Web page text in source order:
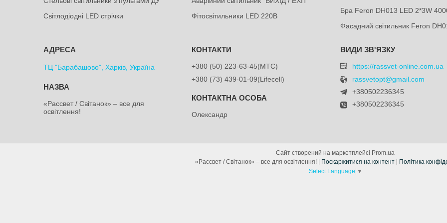
Світлодіодні LED стрічки
Фітосвітильники LED 220В
Бра Feron DH013 LED 2*3W
Фасадний світильник Feron
ТЦ "Барабашово", Харків, Україна
«Рассвет / Світанок» – все для
освітлення!
+380 (50) 223-63-45 МТС
+380 (73) 439-01-09 Lifecell
Олександр
https://rassvet-online.com.ua
rassvetopt@gmail.com
+380502236345
+380502236345
Сайт створений на маркетплейсі Prom.ua
Поскаржитися на контент
Політика
Select Language ▼